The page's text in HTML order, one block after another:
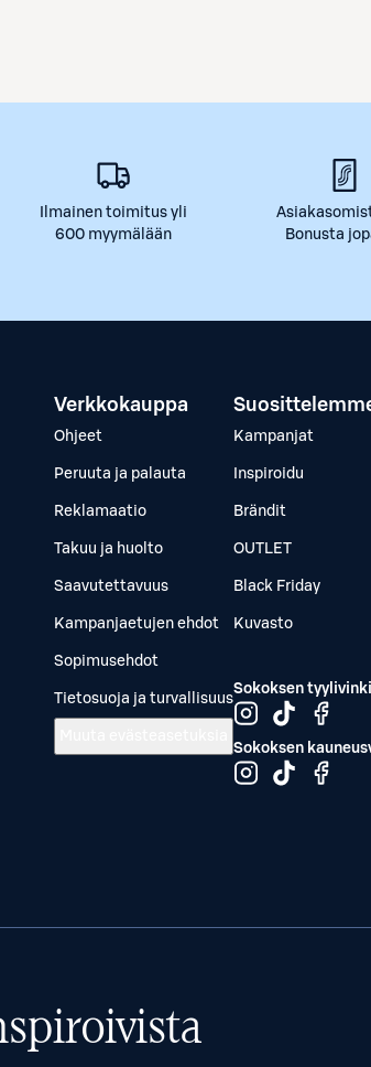
Ilmainen toimitus yli
600 myymälään
Bonusta
Verkkokauppa
Ohjeet
Peruuta ja palauta
Reklamaatio
Takuu ja huolto
Saavutettavuus
Kampanjaetujen ehdot
Sopimusehdot
Tietosuoja ja turvallisuus
Kampanjat
Inspiroidu
Brändit
OUTLET
Black Friday
Kuvasto
Sokoksen
Sokoksen